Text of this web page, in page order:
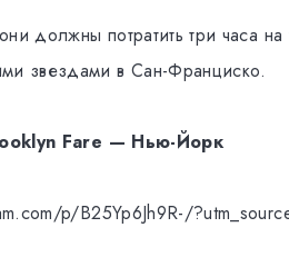
они должны потратить три часа
звездами в Сан-Франциско.
Fare — Нью-Йорк
p/B25Yp6Jh9R-/